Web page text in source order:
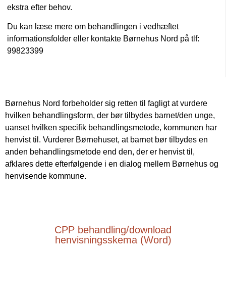
ekstra efter behov.
Du kan læse mere om behandlingen i vedhæftet
informationsfolder eller kontakte Børnehus Nord på tlf:
99823399
Børnehus Nord forbeholder sig retten til fagligt at vurdere
hvilken behandlingsform, der bør tilbydes barnet/den unge,
uanset hvilken specifik behandlingsmetode, kommunen har
henvist til. Vurderer Børnehuset, at barnet bør tilbydes en
anden behandlingsmetode end den, der er henvist til,
afklares dette efterfølgende i en dialog mellem Børnehus og
henvisende kommune.
CPP behandling/download
henvisningsskema (Word)